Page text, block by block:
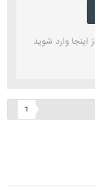
وارد شوید
1